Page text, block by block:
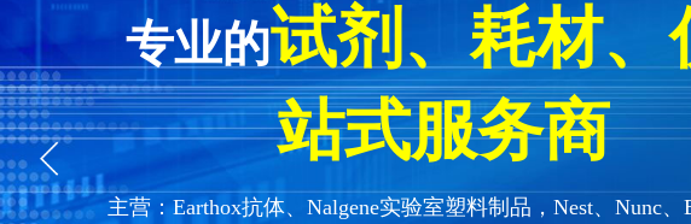
专业的试剂、耗材
站式服务商
主营：Earthox抗体、Nalgene实验室塑料制品，Nest、Nunc、